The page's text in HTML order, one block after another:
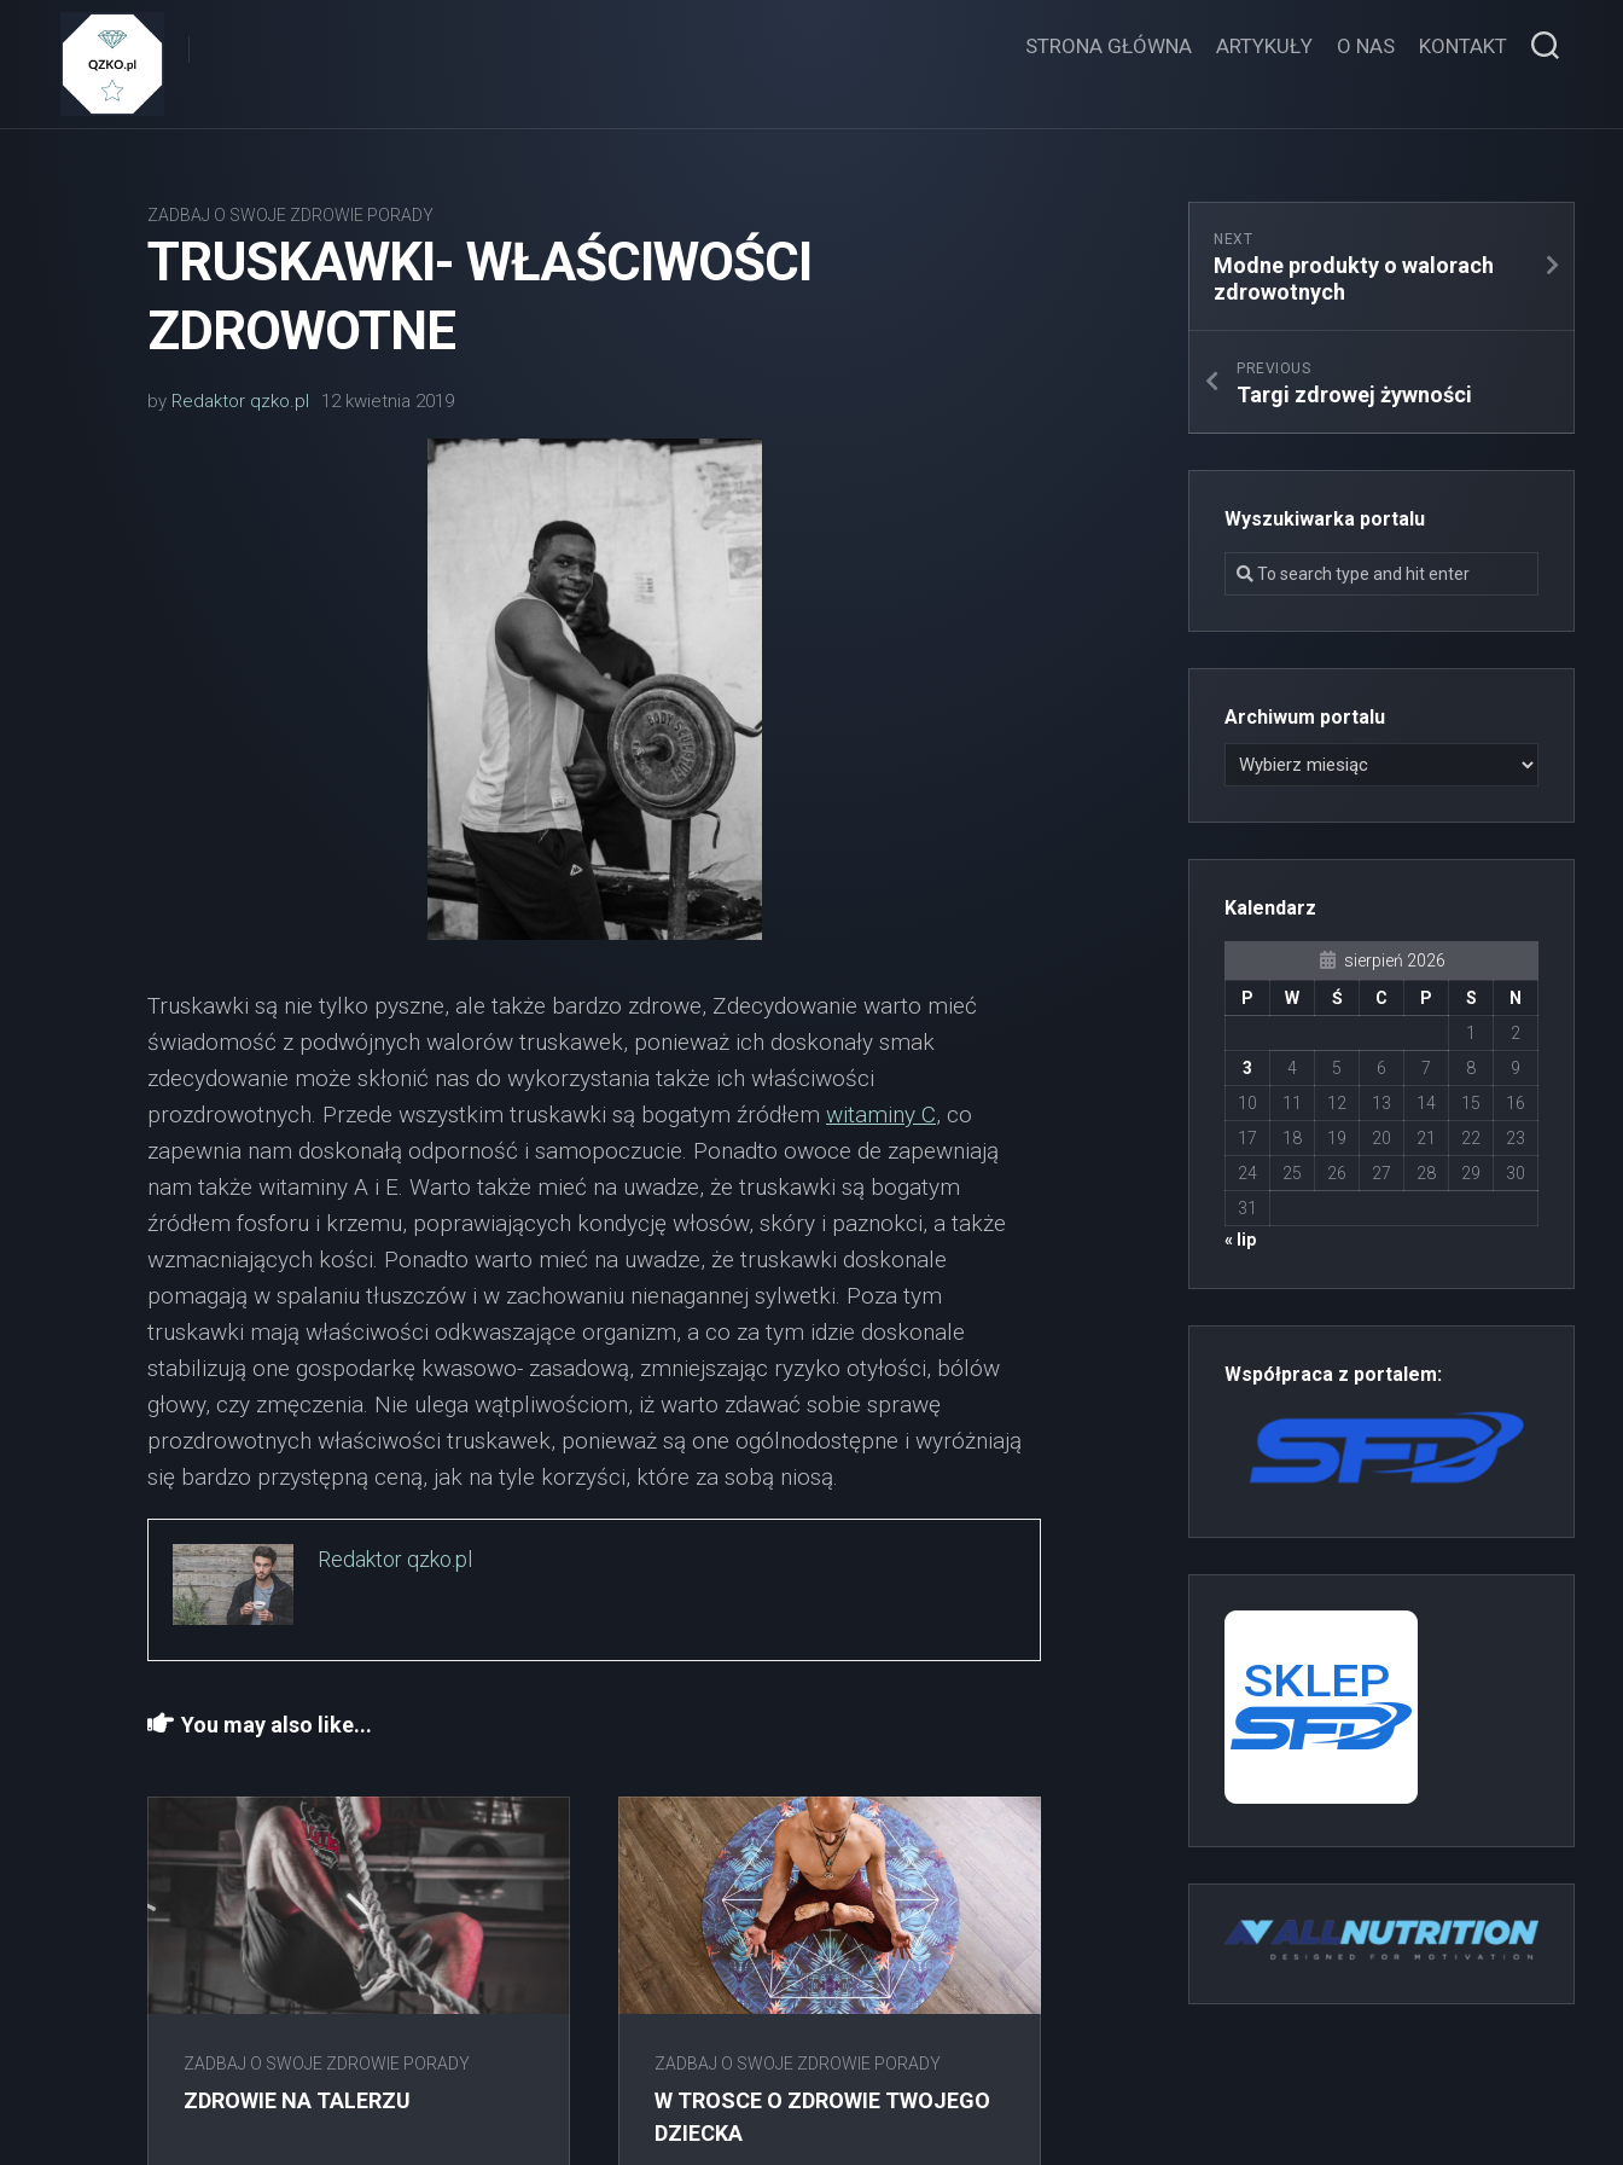
STRONA GŁÓWNA ARTYKUŁY O NAS KONTAKT
ZADBAJ O SWOJE ZDROWIE PORADY
TRUSKAWKI- WŁAŚCIWOŚCI
ZDROWOTNE
by Redaktor qzko.pl 12 kwietnia 2019
Truskawki są nie tylko pyszne, ale także bardzo zdrowe, Zdecydowanie warto mieć
świadomość z podwójnych walorów truskawek, ponieważ ich doskonały smak
zdecydowanie może skłonić nas do wykorzystania także ich właściwości
prozdrowotnych. Przede wszystkim truskawki są bogatym źródłem witaminy C, co
zapewnia nam doskonałą odporność i samopoczucie. Ponadto owoce de zapewniają
nam także witaminy A i E. Warto także mieć na uwadze, że truskawki są bogatym
źródłem fosforu i krzemu, poprawiających kondycję włosów, skóry i paznokci, a także
wzmacniających kości. Ponadto warto mieć na uwadze, że truskawki doskonale
pomagają w spalaniu tłuszczów i w zachowaniu nienagannej sylwetki. Poza tym
truskawki mają właściwości odkwaszające organizm, a co za tym idzie doskonale
stabilizują one gospodarkę kwasowo- zasadową, zmniejszając ryzyko otyłości, bólów
głowy, czy zmęczenia. Nie ulega wątpliwościom, iż warto zdawać sobie sprawę
prozdrowotnych właściwości truskawek, ponieważ są one ogólnodostępne i wyróżniają
się bardzo przystępną ceną, jak na tyle korzyści, które za sobą niosą.
Redaktor qzko.pl
You may also like...
ZADBAJ O SWOJE ZDROWIE PORADY
ZDROWIE NA TALERZU
ZADBAJ O SWOJE ZDROWIE PORADY
W TROSCE O ZDROWIE TWOJEGO
DZIECKA
NEXT
Modne produkty o walorach
zdrowotnych
PREVIOUS
Targi zdrowej żywności
Wyszukiwarka portalu
Archiwum portalu
Kalendarz
sierpień 2026
P
W Ś C P S
N
1
2
3
4 5 6 7 8
9
10
11 12 13 14 15
16
17
18 19 20 21 22
23
24
25 26 27 28 29
30
31
« lip
Współpraca z portalem: